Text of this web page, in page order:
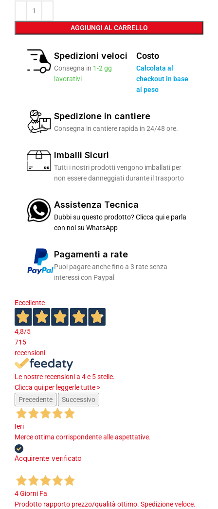
AGGIUNGI AL CARRELLO
Spedizioni veloci
Consegna in 1-2 gg
lavorativi
Costo
Calcolata al
checkout in base
al peso
Spedizione in cantiere
Consegna in cantiere rapida in 24/48 ore.
Imballi Sicuri
Tutti i nostri prodotti vengono imballati per
non essere danneggiati durante il trasporto
Assistenza Tecnica
Dubbi su questo prodotto? Clicca qui e parla
con noi su WhatsApp
Pagamenti a rate
Puoi pagare anche fino a 3 rate senza
interessi con Paypal
Eccellente
4,8/5
715
recensioni
Le nostre recensioni a 4 e 5 stelle.
Clicca qui per leggerle tutte >
Precedente
Successivo
Ieri
Merce ottima corrispondente alle aspettative.
Acquirente verificato
4 Giorni Fa
Prodotto rapporto prezzo/qualità ottimo. Spedizione veloce.